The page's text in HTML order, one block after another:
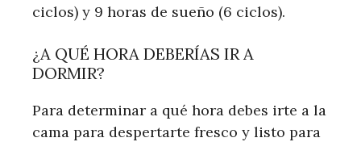
ciclos) y 9 horas de sueño (6 ciclos).
¿A QUÉ HORA DEBERÍAS IR A
DORMIR?
Para determinar a qué hora debes irte a la
cama para despertarte fresco y listo para